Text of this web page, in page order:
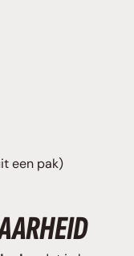
een pak)